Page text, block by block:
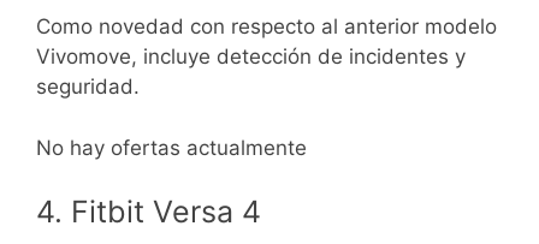
Como novedad con respecto al anterior modelo
Vivomove, incluye detección de incidentes y
seguridad.
No hay ofertas actualmente
4. Fitbit Versa 4